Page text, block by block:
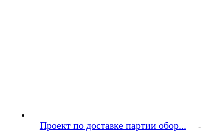
Проект по доставке партии обор... -